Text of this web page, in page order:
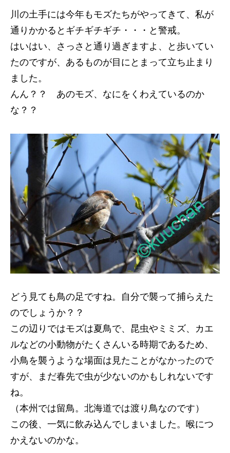
川の土手には今年もモズたちがやってきて、私が
通りかかるとギチギチギチ・・・と警戒。
はいはい、さっさと通り過ぎますよ、と歩いてい
たのですが、あるものが目にとまって立ち止まり
ました。
んん？？ あのモズ、なにをくわえているのか
な？？
どう見ても鳥の足ですね。自分で襲って捕らえた
のでしょうか？？
この辺りではモズは夏鳥で、昆虫やミミズ、カエ
ルなどの小動物がたくさんいる時期であるため、
小鳥を襲うような場面は見たことがなかったので
すが、まだ春先で虫が少ないのかもしれないです
ね。
（本州では留鳥。北海道では渡り鳥なのです）
この後、一気に飲み込んでしまいました。喉につ
かえないのかな。